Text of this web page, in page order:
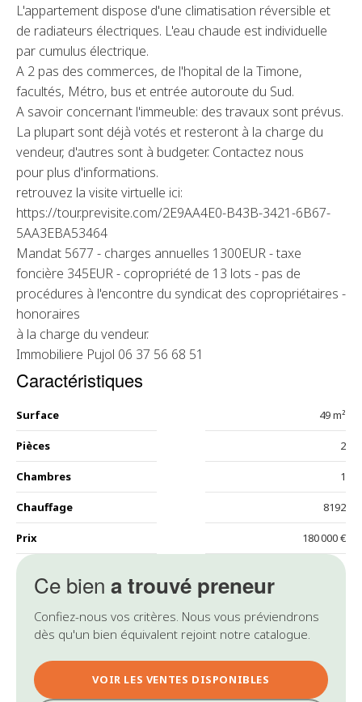
Ce bien a trouvé preneur
Confiez-nous vos critères. Nous vous préviendrons
dès qu'un bien équivalent rejoint notre catalogue.
VOIR LES VENTES DISPONIBLES
L'appartement dispose d'une climatisation réversible et
de radiateurs électriques. L'eau chaude est individuelle
par cumulus électrique.
A 2 pas des commerces, de l'hopital de la Timone,
facultés, Métro, bus et entrée autoroute du Sud.
A savoir concernant l'immeuble: des travaux sont prévus.
La plupart sont déjà votés et resteront à la charge du
vendeur, d'autres sont à budgeter. Contactez nous
pour plus d'informations.
retrouvez la visite virtuelle ici:
https://tour.previsite.com/2E9AA4E0-B43B-3421-6B67-
5AA3EBA53464
Mandat 5677 - charges annuelles 1300EUR - taxe
foncière 345EUR - copropriété de 13 lots - pas de
procédures à l'encontre du syndicat des copropriétaires -
honoraires
à la charge du vendeur.
Immobiliere Pujol 06 37 56 68 51
Caractéristiques
Surface 49 m²
Pièces 2
Chambres 1
Chauffage 8192
Prix 180 000 €